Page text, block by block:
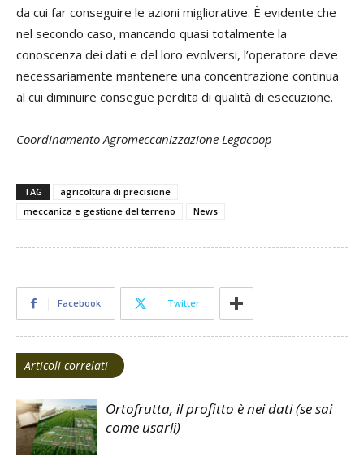
da cui far conseguire le azioni migliorative. È evidente che
nel secondo caso, mancando quasi totalmente la
conoscenza dei dati e del loro evolversi, l’operatore deve
necessariamente mantenere una concentrazione continua
al cui diminuire consegue perdita di qualità di esecuzione.
Coordinamento Agromeccanizzazione Legacoop
TAG
agricoltura di precisione
meccanica e gestione del terreno
News
Facebook Twitter
Articoli correlati
Ortofrutta, il profitto è nei dati (se sai
come usarli)